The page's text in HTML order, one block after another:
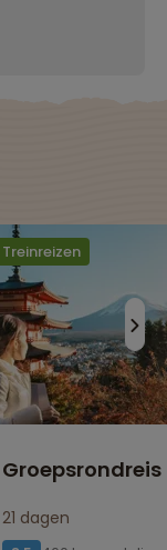
Treinreizen
21 dagen